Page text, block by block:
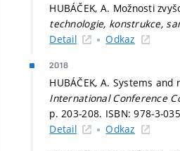
HUBÁČEK, A. Možnosti
technologie, konstrukce,
Detail
Odkaz
2018
HUBÁČEK, A. Systems
International Conference
p. 203-208. ISBN: 978-3-
Detail
Odkaz